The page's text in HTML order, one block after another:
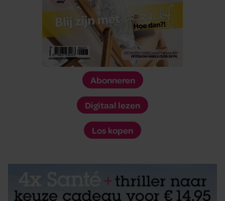
Abonneren
Digitaal lezen
Los kopen